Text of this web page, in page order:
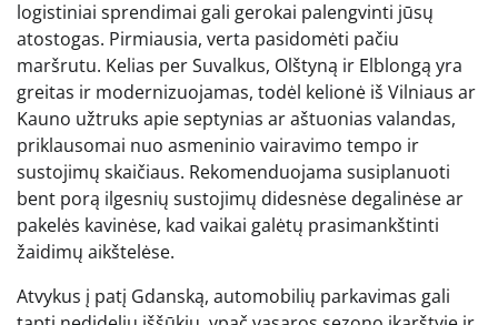
logistiniai sprendimai gali gerokai palengvinti jūsų
atostogas. Pirmiausia, verta pasidomėti pačiu
maršrutu. Kelias per Suvalkus, Olštyną ir Elblongą yra
greitas ir modernizuojamas, todėl kelionė iš Vilniaus ar
Kauno užtruks apie septynias ar aštuonias valandas,
priklausomai nuo asmeninio vairavimo tempo ir
sustojimų skaičiaus. Rekomenduojama susiplanuoti
bent porą ilgesnių sustojimų didesnėse degalinėse ar
pakelės kavinėse, kad vaikai galėtų prasimankštinti
žaidimų aikštelėse.
Atvykus į patį Gdanską, automobilių parkavimas gali